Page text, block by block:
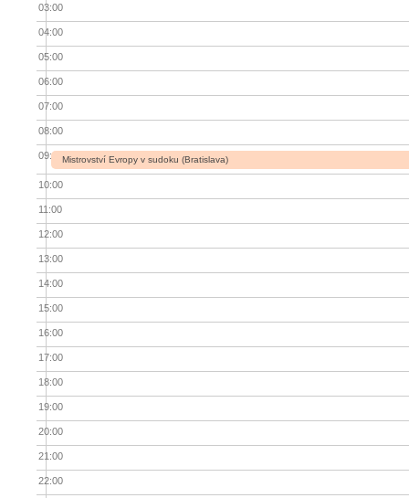
03:00
04:00
05:00
06:00
07:00
08:00
09:00Mistrovství Evropy v sudoku (Bratislava)
10:00
11:00
12:00
13:00
14:00
15:00
16:00
17:00
18:00
19:00
20:00
21:00
22:00